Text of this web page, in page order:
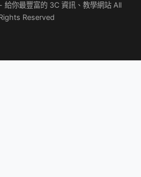
你最豐富的 3C 資訊、教學網站 All
Reserved